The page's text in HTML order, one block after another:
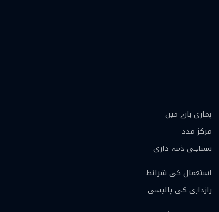
ہماری بارے ميں
مرکز مدد
سماجی ذمہ داری
استعمال کی شرائط
رازداری کی پالیسی